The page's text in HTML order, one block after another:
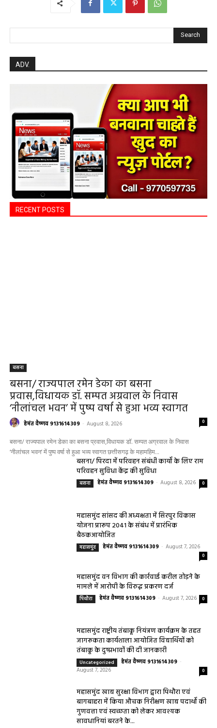
Search
ADV.
RECENT POSTS
बसना
बसना/ राज्यपाल रमेन डेका का बसना
प्रवास,विधायक डॉ. सम्पत अग्रवाल के निवास
‘नीलांचल भवन’ में पुष्प वर्षा से हुआ भव्य स्वागत
हेमंत वैष्णव 9131614309 - August 8, 2026 0
बसना/ राज्यपाल रमेन डेका का बसना प्रवास,विधायक डॉ. सम्पत अग्रवाल के निवास
‘नीलांचल भवन’ में पुष्प वर्षा से हुआ भव्य स्वागत छत्तीसगढ़ के महामहिम...
बसना/ पिरदा में परिवहन संबंधी कार्यों के लिए राम
परिवहन सुविधा केंद्र की सुविधा
बसना हेमंत वैष्णव 9131614309 - August 8, 2026 0
महासमुंद सांसद की अध्यक्षता में सिरपुर विकास
योजना प्रारूप 2041 के संबंध में प्रारंभिक
बैठकआयोजित
महासमुंद हेमंत वैष्णव 9131614309 - August 7, 2026
0
महासमुंद वन विभाग की कार्रवाई करील तोड़ने के
मामले में आरोपी के विरुद्ध प्रकरण दर्ज
पिथौरा हेमंत वैष्णव 9131614309 - August 7, 2026 0
महासमुंद राष्ट्रीय तंबाकू नियंत्रण कार्यक्रम के तहत
जागरूकता कार्यशाला आयोजित विद्यार्थियों को
तंबाकू के दुष्प्रभावों की दी जानकारी
Uncategorized हेमंत वैष्णव 9131614309 -
August 7, 2026
0
महासमुंद खाद्य सुरक्षा विभाग द्वारा पिथौरा एवं
बागबाहरा में किया औचक निरीक्षण खाद्य पदार्थों की
गुणवत्ता एवं स्वच्छता को लेकर आवश्यक
सावधानियां बरतने के...